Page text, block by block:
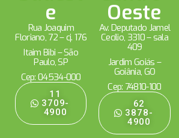
e
Rua Joaquim
Floriano, 72 – cj. 176
Itaim Bibi – São
Paulo, SP
Cep: 04534-000
11
3709-
4900
Oeste
Av. Deputado Jamel
Cecílio, 3310 – sala
409
Jardim Goiás –
Goiânia, GO
Cep: 74810-100
62
3878-
4900